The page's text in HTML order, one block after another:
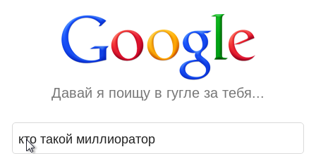
Давай я поищу в гугле за тебя...